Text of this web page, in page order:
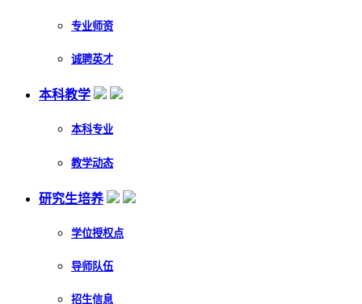
专业师资
诚聘英才
本科教学
本科专业
教学动态
研究生培养
学位授权点
导师队伍
招生信息